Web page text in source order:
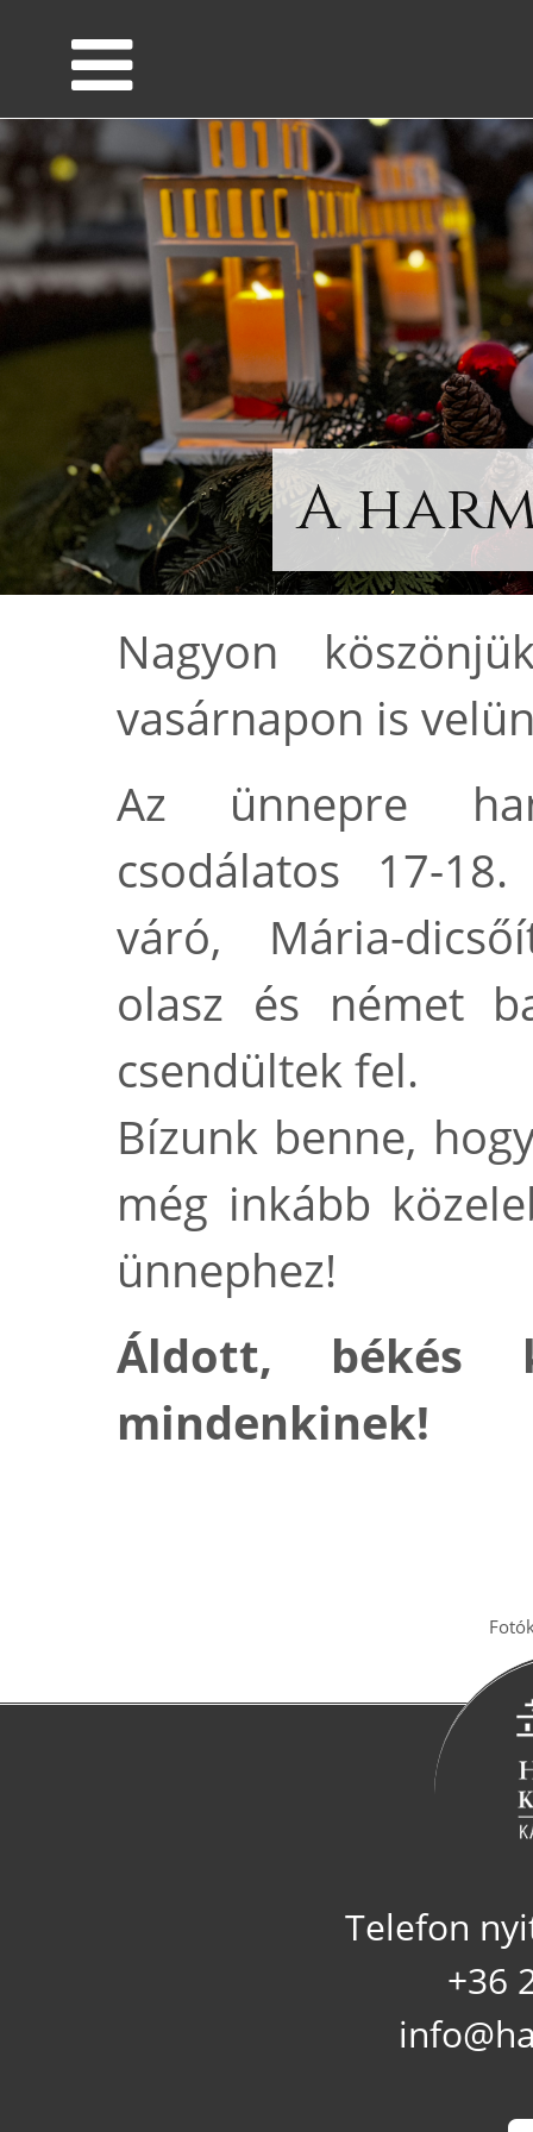
A
Nagyon
vasárnapon is
Az ünnepre
csodálatos 17-
váró, Mária-
olasz és német
csendültek fel.
Bízunk benne,
még inkább
ünnephez!
Áldott, békés
mindenkinek!
Telefon
+36